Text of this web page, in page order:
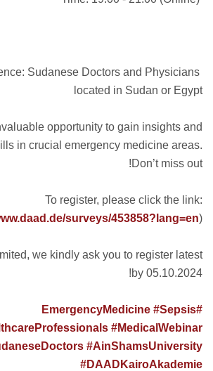
Sudanese Doctors and Physicians
located in Sudan or Egypt
opportunity to gain insights and
in crucial emergency medicine areas.
Don’t miss out!
To register, please click the link:
surveys/453858?lang=en).
we kindly ask you to register latest
by 05.10.2024!
#EmergencyMedicine
#Sepsis
#MedicalWebinar
#AinShamsUniversity
#DAADKairoAkademie